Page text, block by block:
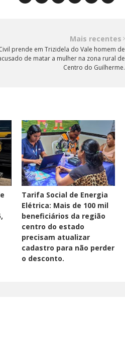
Mais recentes
prende em Trizidela do Vale homem de
de matar a mulher na zona rural de
Centro do Guilherme.
Tarifa Social de Energia
Elétrica: Mais de 100 mil
beneficiários da região
centro do estado
precisam atualizar
cadastro para não perder
o desconto.